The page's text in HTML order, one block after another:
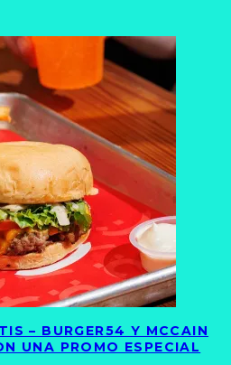
– BURGER54 Y MCCAIN
UNA PROMO ESPECIAL